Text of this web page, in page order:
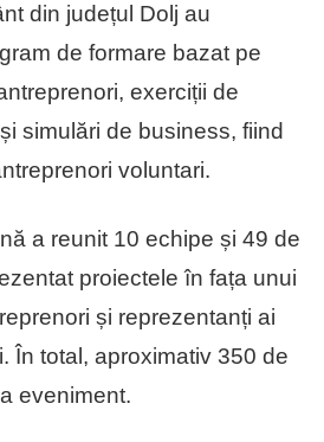
din județul Dolj au
de formare bazat pe
exerciții de
simulări de business, fiind
voluntari.
a reunit 10 echipe și 49 de
proiectele în fața unui
și reprezentanți ai
În total, aproximativ 350 de
eveniment.